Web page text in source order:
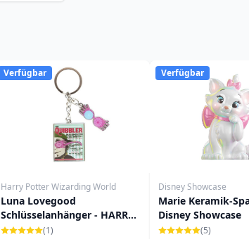
Verfügbar
Harry Potter Wizarding World
Luna Lovegood
Schlüsselanhänger - HARRY
POTTER (1)
Verfügbar
Disney Showcase
Marie Keramik-
Disney Showcase
(5)